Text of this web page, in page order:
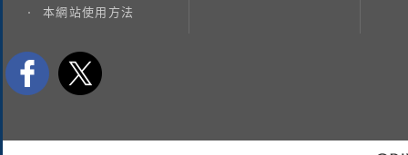
本網站使用方法